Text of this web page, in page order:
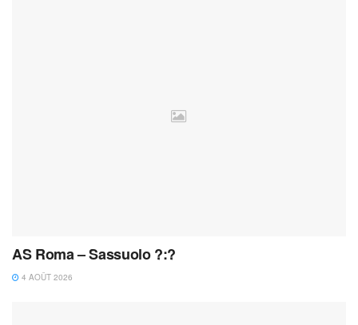
AS Roma – Sassuolo ?:?
4 AOÛT 2026